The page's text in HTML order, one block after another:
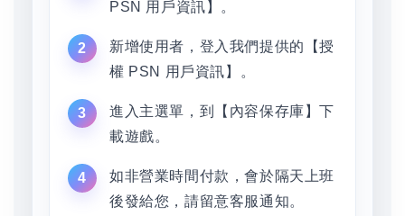
PSN 用戶資訊】。
新增使用者，登入我們提供的【授
權 PSN 用戶資訊】。
進入主選單，到【內容保存庫】下
載遊戲。
如非營業時間付款，會於隔天上班
後發給您，請留意客服通知。